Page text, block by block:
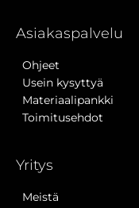
Asiakaspalvelu
Ohjeet
Usein kysyttyä
Materiaalipankki
Toimitusehdot
Yritys
Meistä